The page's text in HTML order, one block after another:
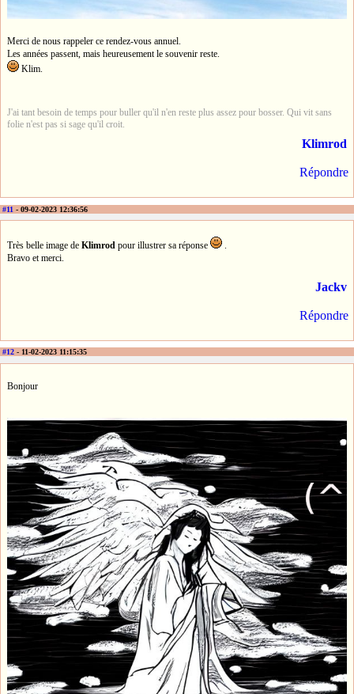
Merci de nous rappeler ce rendez-vous annuel.
Les années passent, mais heureusement le souvenir reste.
Klim.
J'ai tant besoin de temps pour buller qu'il n'en reste plus assez pour bosser. Qui vit sans
folie n'est pas si sage qu'il croit.
Klimrod
Répondre
#11 - 09-02-2023 12:36:56
Très belle image de Klimrod pour illustrer sa réponse
.
Bravo et merci.
Jackv
Répondre
#12 - 11-02-2023 11:15:35
Bonjour